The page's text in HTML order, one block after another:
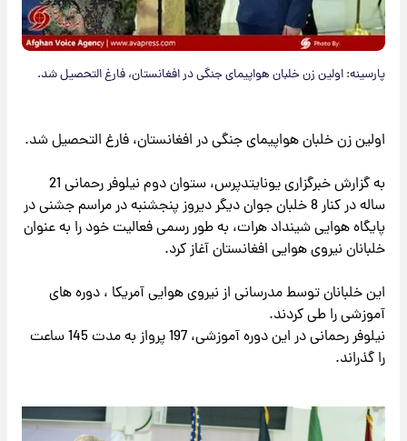
پارسینه: اولین زن خلبان هواپیمای جنگی در افغانستان، فارغ التحصیل شد.
اولین زن خلبان هواپیمای جنگی در افغانستان، فارغ التحصیل شد.
به گزارش خبرگزاری یونایتدپرس، ستوان دوم نیلوفر رحمانی 21
ساله در کنار 8 خلبان جوان دیگر دیروز پنجشنبه در مراسم جشنی در
پایگاه هوایی شینداد هرات، به طور رسمی فعالیت خود را به عنوان
خلبانان نیروی هوایی افغانستان آغاز کرد.
این خلبانان توسط مدرسانی از نیروی هوایی آمریکا ، دوره های
آموزشی را طی کردند.
نیلوفر رحمانی در این دوره آموزشی، 197 پرواز به مدت 145 ساعت
را گذراند.